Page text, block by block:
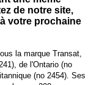
de notre site,
votre prochaine
la marque Transat,
de l'Ontario (no
(no 2454). Ses